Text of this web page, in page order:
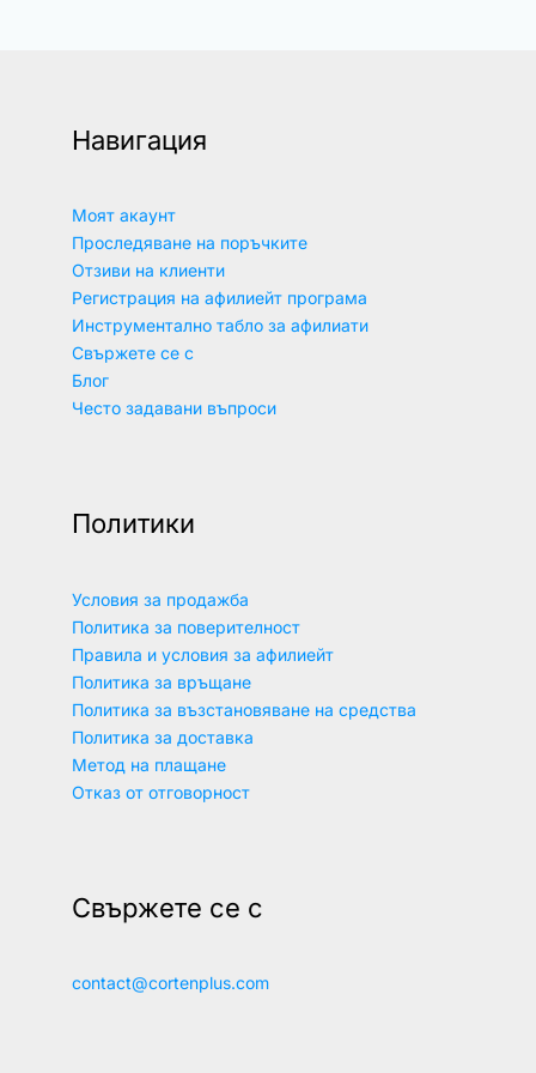
Навигация
Моят акаунт
Проследяване на поръчките
Отзиви на клиенти
Регистрация на афилиейт програма
Инструментално табло за афилиати
Свържете се с
Блог
Често задавани въпроси
Политики
Условия за продажба
Политика за поверителност
Правила и условия за афилиейт
Политика за връщане
Политика за възстановяване на средства
Политика за доставка
Метод на плащане
Отказ от отговорност
Свържете се с
contact@cortenplus.com